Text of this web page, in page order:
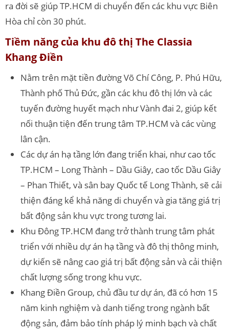
ra đời sẽ giúp TP.HCM di chuyển đến các khu vực Biên
Hòa chỉ còn 30 phút.
Tiềm năng của khu đô thị The Classia
Khang Điền
Nằm trên mặt tiền đường Võ Chí Công, P. Phú Hữu,
Thành phố Thủ Đức, gần các khu đô thị lớn và các
tuyến đường huyết mạch như Vành đai 2, giúp kết
nối thuận tiện đến trung tâm TP.HCM và các vùng
lân cận.
Các dự án hạ tầng lớn đang triển khai, như cao tốc
TP.HCM – Long Thành – Dầu Giây, cao tốc Dầu Giây
– Phan Thiết, và sân bay Quốc tế Long Thành, sẽ cải
thiện đáng kể khả năng di chuyển và gia tăng giá trị
bất động sản khu vực trong tương lai.
Khu Đông TP.HCM đang trở thành trung tâm phát
triển với nhiều dự án hạ tầng và đô thị thông minh,
dự kiến sẽ nâng cao giá trị bất động sản và cải thiện
chất lượng sống trong khu vực.
Khang Điền Group, chủ đầu tư dự án, đã có hơn 15
năm kinh nghiệm và danh tiếng trong ngành bất
động sản, đảm bảo tính pháp lý minh bạch và chất